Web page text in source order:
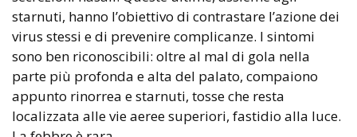
starnuti, hanno l’obiettivo di contrastare l’azione dei
virus stessi e di prevenire complicanze. I sintomi
sono ben riconoscibili: oltre al mal di gola nella
parte più profonda e alta del palato, compaiono
appunto rinorrea e starnuti, tosse che resta
localizzata alle vie aeree superiori, fastidio alla luce.